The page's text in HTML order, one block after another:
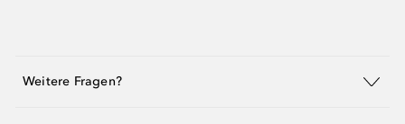
Weitere Fragen?